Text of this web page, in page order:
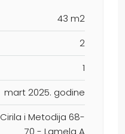
43 m2
2
1
mart 2025. godine
Cirila i Metodija 68-
70 - Lamela A